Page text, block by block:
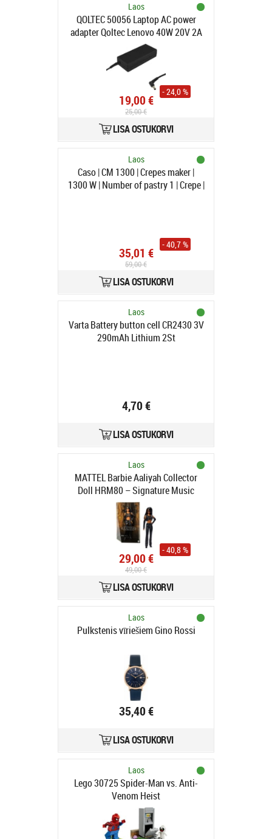
Laos
QOLTEC 50056 Laptop AC power
adapter Qoltec Lenovo 40W 20V 2A
5.5 2.5
19,00 €
- 24,0 %
25,00 €
LISA OSTUKORVI
Laos
Caso | CM 1300 | Crepes maker |
1300 W | Number of pastry 1 | Crepe |
35,01 €
- 40,7 %
59,00 €
LISA OSTUKORVI
Laos
Varta Battery button cell CR2430 3V
290mAh Lithium 2St
4,70 €
LISA OSTUKORVI
Laos
MATTEL Barbie Aaliyah Collector
Doll HRM80 – Signature Music
Series
29,00 €
- 40,8 %
49,00 €
LISA OSTUKORVI
Laos
Pulkstenis vīriešiem Gino Rossi
35,40 €
LISA OSTUKORVI
Laos
Lego 30725 Spider-Man vs. Anti-
Venom Heist